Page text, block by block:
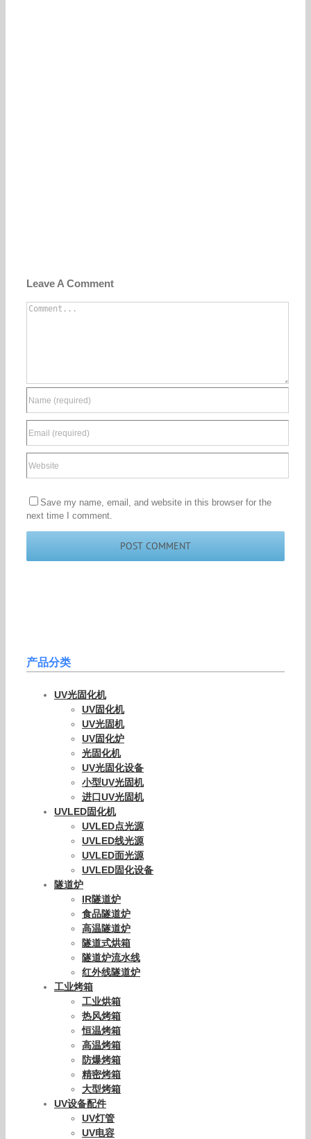
Leave A Comment
Comment
Save my name, email, and website in this browser for the
next time I comment.
产品分类
UV光固化机
UV固化机
UV光固机
UV固化炉
光固化机
UV光固化设备
小型UV光固机
进口UV光固机
UVLED固化机
UVLED点光源
UVLED线光源
UVLED面光源
UVLED固化设备
隧道炉
IR隧道炉
食品隧道炉
高温隧道炉
隧道式烘箱
隧道炉流水线
红外线隧道炉
工业烤箱
工业烘箱
热风烤箱
恒温烤箱
高温烤箱
防爆烤箱
精密烤箱
大型烤箱
UV设备配件
UV灯管
UV电容